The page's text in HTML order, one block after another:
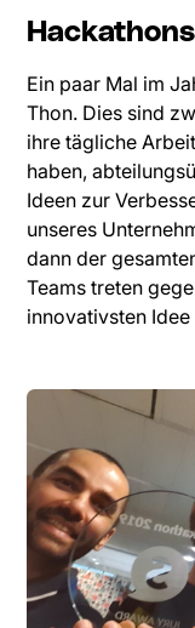
Hackathons
Ein paar Mal im
Thon. Dies sind
ihre tägliche
haben,
Ideen zur
unseres
dann der
Teams treten
innovativsten